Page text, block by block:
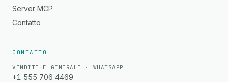
Server MCP
Contatto
CONTATTO
VENDITE E GENERALE · WHATSAPP
+1 555 706 4469